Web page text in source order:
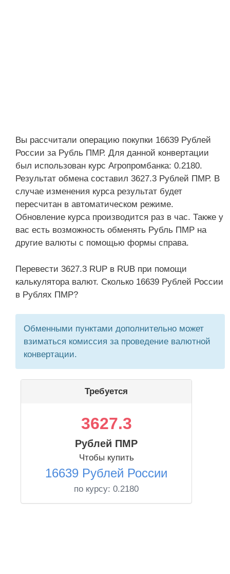
Вы рассчитали операцию покупки 16639 Рублей
России за Рубль ПМР. Для данной конвертации
был использован курс Агропромбанка: 0.2180.
Результат обмена составил 3627.3 Рублей ПМР. В
случае изменения курса результат будет
пересчитан в автоматическом режиме.
Обновление курса производится раз в час. Также у
вас есть возможность обменять Рубль ПМР на
другие валюты с помощью формы справа.
Перевести 3627.3 RUP в RUB при помощи
калькулятора валют. Сколько 16639 Рублей России
в Рублях ПМР?
Обменными пунктами дополнительно может
взиматься комиссия за проведение валютной
конвертации.
Требуется
3627.3
Рублей ПМР
Чтобы купить
16639 Рублей России
по курсу: 0.2180